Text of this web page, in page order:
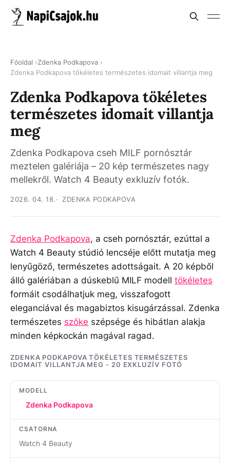
Főoldal
Zdenka Podkapova
Zdenka Podkapova tökéletes természetes idomait villantja meg
Zdenka Podkapova tökéletes
természetes idomait villantja
meg
Zdenka Podkapova cseh MILF pornósztár
meztelen galériája – 20 kép természetes nagy
mellekről. Watch 4 Beauty exkluzív fotók.
2026. 04. 18. ZDENKA PODKAPOVA
Zdenka Podkapova, a cseh pornósztár, ezúttal a
Watch 4 Beauty stúdió lencséje előtt mutatja meg
lenyűgöző, természetes adottságait. A 20 képből
álló galériában a dúskeblű MILF modell tökéletes
formáit csodálhatjuk meg, visszafogott
eleganciával és magabiztos kisugárzással. Zdenka
természetes szőke szépsége és hibátlan alakja
minden képkockán magával ragad.
ZDENKA PODKAPOVA TÖKÉLETES TERMÉSZETES
IDOMAIT VILLANTJA MEG - 20 EXKLUZÍV FOTÓ
MODELL
Zdenka Podkapova
CSATORNA
Watch 4 Beauty